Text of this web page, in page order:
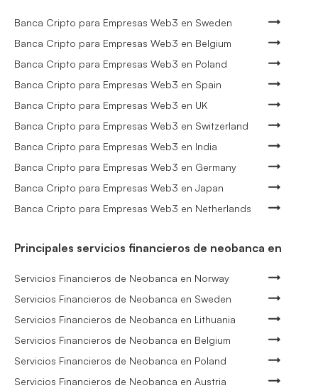
Banca Cripto para Empresas Web3 en Sweden
Banca Cripto para Empresas Web3 en Belgium
Banca Cripto para Empresas Web3 en Poland
Banca Cripto para Empresas Web3 en Spain
Banca Cripto para Empresas Web3 en UK
Banca Cripto para Empresas Web3 en Switzerland
Banca Cripto para Empresas Web3 en India
Banca Cripto para Empresas Web3 en Germany
Banca Cripto para Empresas Web3 en Japan
Banca Cripto para Empresas Web3 en Netherlands
Principales servicios financieros de neobanca en
Servicios Financieros de Neobanca en Norway
Servicios Financieros de Neobanca en Sweden
Servicios Financieros de Neobanca en Lithuania
Servicios Financieros de Neobanca en Belgium
Servicios Financieros de Neobanca en Poland
Servicios Financieros de Neobanca en Austria